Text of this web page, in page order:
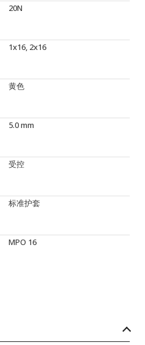
20N
1x16, 2x16
黄色
5.0 mm
受控
标准护套
MPO 16